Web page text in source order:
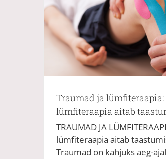
Traumad ja
lümfiteraapia aitab
TRAUMAD JA
lümfiteraapia aitab
Traumad on kahjuks aeg-